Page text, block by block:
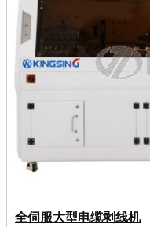
全伺服大型电缆剥线机